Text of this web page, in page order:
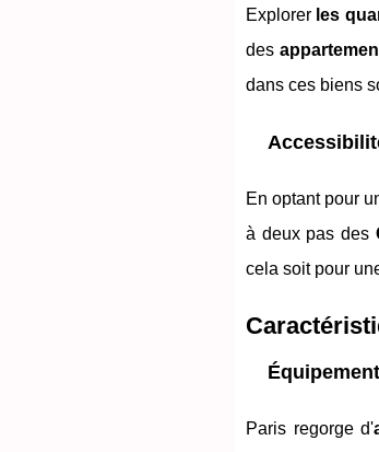
Explorer les
des
dans ces biens
En optant pour
à deux pas des
cela soit pour
Paris regorge d'